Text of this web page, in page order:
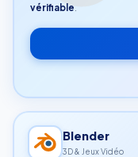
vérifiable.
Blender
3D & Jeux Vidéo